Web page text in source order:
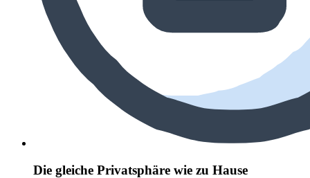
Die gleiche Privatsphäre wie zu Hause